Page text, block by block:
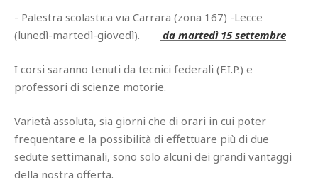
- Palestra scolastica via Carrara (zona 167) -Lecce
(lunedì-martedì-giovedì).
da martedì 15 settembre
I corsi saranno tenuti da tecnici federali (F.I.P.) e
professori di scienze motorie.
Varietà assoluta, sia giorni che di orari in cui poter
frequentare e la possibilità di effettuare più di due
sedute settimanali, sono solo alcuni dei grandi vantaggi
della nostra offerta.